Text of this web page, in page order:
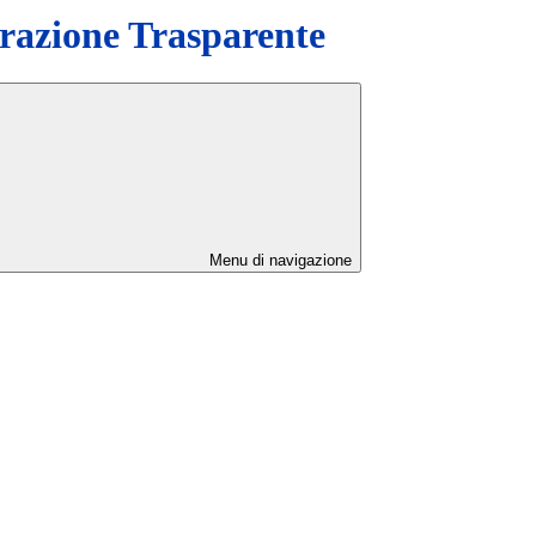
Trasparente
Menu di navigazione